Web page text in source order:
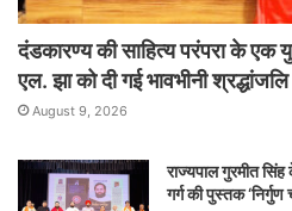
दंडकारण्य की साहित्य परंपरा के एक
एल. झा को दी गई भावभीनी श्रद्धांजलि
August 9, 2026
राज्यपाल गुरमीत
गर्ग की पुस्तक